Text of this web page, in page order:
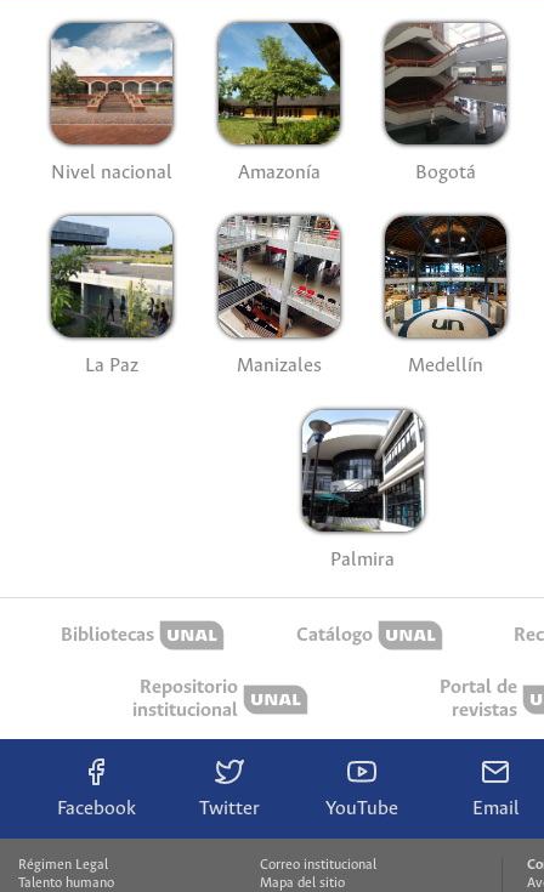
Nivel nacional Amazonía Bogotá
La Paz Manizales Medellín
Palmira
Bibliotecas Catálogo
Repositorio
institucional
Portal de
revistas
Facebook Twitter YouTube Email
Régimen Legal
Talento humano
Correo institucional
Mapa del sitio